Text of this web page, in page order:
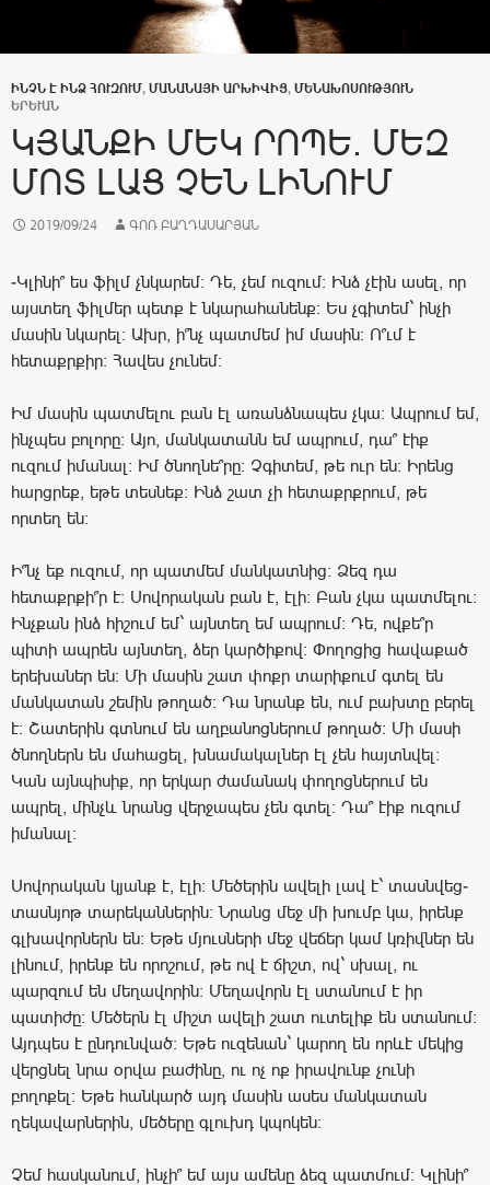
ԻՆՉՆ Է ԻՆՁ ՀՈՒԶՈՒՄ, ՄԱՆԱՆԱՅԻ ԱՐԽԻՎԻՑ, ՄԵՆԱԽՈՍՈՒԹՅՈՒՆ
ԵՐԵՒԱՆ
ԿՅԱՆՔԻ ՄԵԿ ՐՈՊԵ. ՄԵԶ
ՄՈՏ ԼԱՑ ՉԵՆ ԼԻՆՈՒՄ
2019/09/24 ԳՈՌ ԲԱՂԴԱՍԱՐՅԱՆ
-Կլինի՞ ես ֆիլմ չնկարեմ: Դե, չեմ ուզում: Ինձ չէին ասել, որ
այստեղ ֆիլմեր պետք է նկարահանենք: Ես չգիտեմ` ինչի
մասին նկարել: Ախր, ի՞նչ պատմեմ իմ մասին: Ո՞ւմ է
հետաքրքիր: Հավես չունեմ:
Իմ մասին պատմելու բան էլ առանձնապես չկա: Ապրում եմ,
ինչպես բոլորը: Այո, մանկատանն եմ ապրում, դա՞ էիք
ուզում իմանալ: Իմ ծնողնե՞րը: Չգիտեմ, թե ուր են: Իրենց
հարցրեք, եթե տեսնեք: Ինձ շատ չի հետաքրքրում, թե
որտեղ են:
Ի՞նչ եք ուզում, որ պատմեմ մանկատնից: Ձեզ դա
հետաքրքի՞ր է: Սովորական բան է, էլի: Բան չկա պատմելու:
Ինչքան ինձ հիշում եմ` այնտեղ եմ ապրում: Դե, ովքե՞ր
պիտի ապրեն այնտեղ, ձեր կարծիքով: Փողոցից հավաքած
երեխաներ են: Մի մասին շատ փոքր տարիքում գտել են
մանկատան շեմին թողած: Դա նրանք են, ում բախտը բերել
է: Շատերին գտնում են աղբանոցներում թողած: Մի մասի
ծնողներն են մահացել, խնամակալներ էլ չեն հայտնվել:
Կան այնպիսիք, որ երկար ժամանակ փողոցներում են
ապրել, մինչև նրանց վերջապես չեն գտել: Դա՞ էիք ուզում
իմանալ:
Սովորական կյանք է, էլի: Մեծերին ավելի լավ է` տասնվեց-
տասնյոթ տարեկաններին: Նրանց մեջ մի խումբ կա, իրենք
գլխավորներն են: Եթե մյուսների մեջ վեճեր կամ կռիվներ են
լինում, իրենք են որոշում, թե ով է ճիշտ, ով` սխալ, ու
պարզում են մեղավորին: Մեղավորն էլ ստանում է իր
պատիժը: Մեծերն էլ միշտ ավելի շատ ուտելիք են ստանում:
Այդպես է ընդունված: Եթե ուզենան` կարող են որևէ մեկից
վերցնել նրա օրվա բաժինը, ու ոչ ոք իրավունք չունի
բողոքել: Եթե հանկարծ այդ մասին ասես մանկատան
ղեկավարներին, մեծերը գլուխդ կպոկեն:
Չեմ հասկանում, ինչի՞ եմ այս ամենը ձեզ պատմում: Կլինի՞